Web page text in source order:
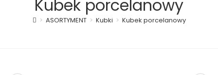
Kubek porcelanowy
> ASORTYMENT > Kubki > Kubek porcelanowy